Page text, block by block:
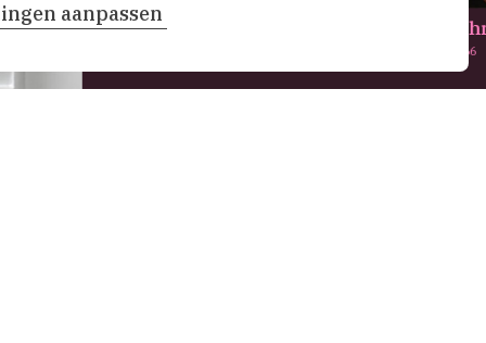
De bewening van
1566
aanpassen